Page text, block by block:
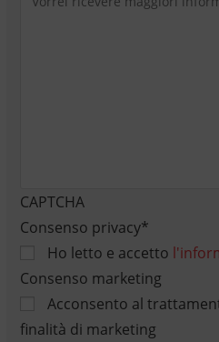
CAPTCHA
Consenso privacy*
Ho letto e accetto
Consenso marketing
Acconsento al
finalità di marketing